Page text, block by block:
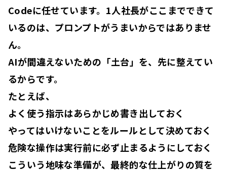
Codeに任せています。1人社長がここまでできて
いるのは、 プロンプトがうまいからではありませ
ん。
AIが間違えないための「土台」を、先に整えてい
るからです。
たとえば、
よく使う指示はあらかじめ書き出しておく
やってはいけないことをルールとして決めておく
危険な操作は実行前に必ず止まるようにしておく
こういう地味な準備が、最終的な仕上がりの質を